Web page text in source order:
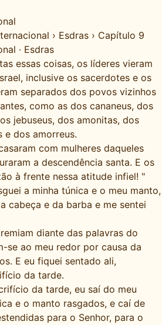
› Esdras › Capítulo 9
· Esdras
essas coisas, os líderes vieram
inclusive os sacerdotes e os
separados dos povos vizinhos
como as dos cananeus, dos
jebuseus, dos amonitas, dos
e dos amorreus.
com mulheres daqueles
a descendência santa. E os
à frente nessa atitude infiel! "
a minha túnica e o meu manto,
cabeça e da barba e me sentei
diante das palavras do
se ao meu redor por causa da
E eu fiquei sentado ali,
da tarde.
da tarde, eu saí do meu
e o manto rasgados, e caí de
para o Senhor, para o